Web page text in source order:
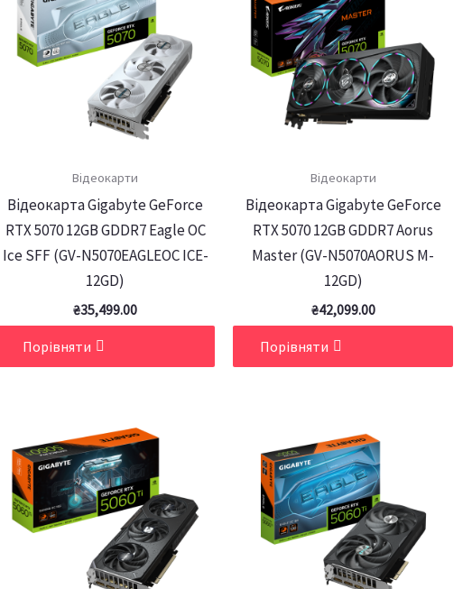
Відеокарти
Відеокарта Gigabyte GeForce
RTX 5070 12GB GDDR7 Eagle OC
Ice SFF (GV-N5070EAGLEOC ICE-
12GD)
₴35,499.00
Порівняти
Відеокарти
Відеокарта Gigabyte GeForce
RTX 5070 12GB GDDR7 Aorus
Master (GV-N5070AORUS M-
12GD)
₴42,099.00
Порівняти